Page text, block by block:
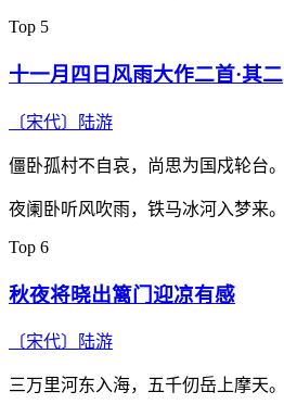
Top 5
十一月四日风雨大作二首·其二
〔宋代〕 陆游
僵卧孤村不自哀，尚思为国戍轮台。
夜阑卧听风吹雨，铁马冰河入梦来。
Top 6
秋夜将晓出篱门迎凉有感
〔宋代〕 陆游
三万里河东入海，五千仞岳上摩天。